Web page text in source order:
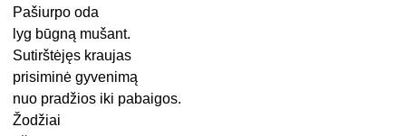
Pašiurpo oda
lyg būgną mušant.
Sutirštėjęs kraujas
prisiminė gyvenimą
nuo pradžios iki pabaigos.
Žodžiai